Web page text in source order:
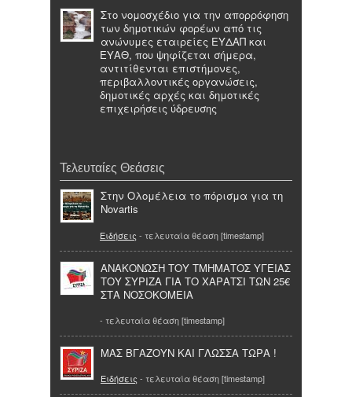
Στο νομοσχέδιο για την απορρόφηση
των δημοτικών φορέων από τις
ανώνυμες εταιρείες ΕΥΔΑΠ και
ΕΥΑΘ, που ψηφίζεται σήμερα,
αντιτίθενται επιστήμονες,
περιβαλλοντικές οργανώσεις,
δημοτικές αρχές και δημοτικές
επιχειρήσεις ύδρευσης
Τελευταίες Θεάσεις
Στην Ολομέλεια το πόρισμα για τη
Novartis
Ειδήσεις - τελευταία θέαση [timestamp]
ΑΝΑΚΟΝΩΣΗ ΤΟΥ ΤΜΗΜΑΤΟΣ ΥΓΕΙΑΣ
ΤΟΥ ΣΥΡΙΖΑ ΓΙΑ ΤΟ ΧΑΡΑΤΣΙ ΤΩΝ 25€
ΣΤΑ ΝΟΣΟΚΟΜΕΙΑ
- τελευταία θέαση [timestamp]
ΜΑΣ ΒΓΑΖΟΥΝ ΚΑΙ ΓΛΩΣΣΑ ΤΩΡΑ !
Ειδήσεις - τελευταία θέαση [timestamp]